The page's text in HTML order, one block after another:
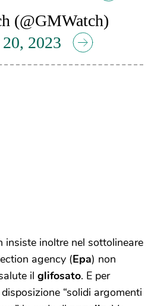
(@GMWatch)
2023
insiste inoltre nel sottolineare
agency (Epa) non
il glifosato. E per
“solidi argomenti